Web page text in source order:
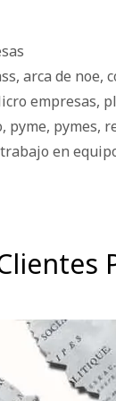
, arca de noe,
empresas,
, pyme, pymes,
trabajo en